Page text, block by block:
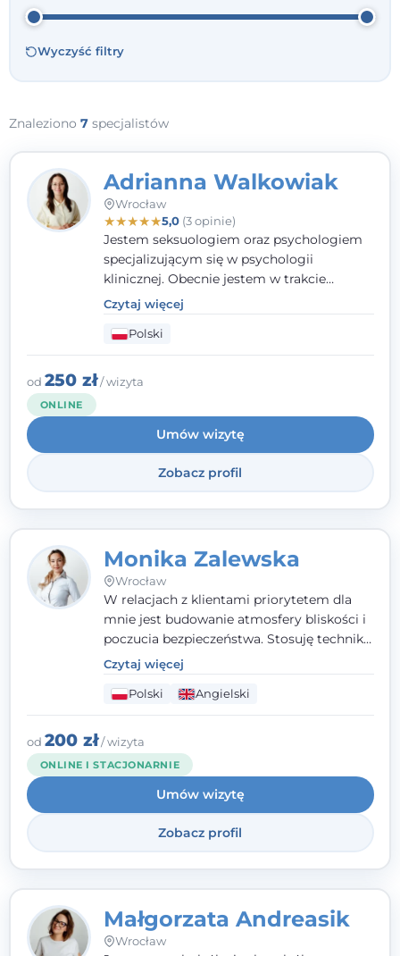
Wyczyść filtry
Znaleziono 7 specjalistów
Adrianna Walkowiak
Wrocław
★★★★★5,0(3 opinie)
Jestem seksuologiem oraz psychologiem
specjalizującym się w psychologii
klinicznej. Obecnie jestem w trakcie
szkolenia na psychoterapeutę
systemowego. Posiadam status członka
nadzwyczajnego Wielkopolskiego
TowarzystwaTerapii Systemowejoraz
należę do Polskiego Towarzystwa
pierwszym miejscu stawiam budowanie
atmosfery bezpieczeństwa i zrozumienia w
relacjach z Klientami. Istotna dla nie jest
również koncentracja na dostępnych
zasobach.
Czytaj więcej
Polski
od 250 zł/ wizyta
ONLINE
Umów wizytę
Zobacz profil
Monika Zalewska
Wrocław
W relacjach z klientami priorytetem dla
mnie jest budowanie atmosfery bliskości i
poczucia bezpieczeństwa. Stosuję techniki
poznawczo-behawioralne oraz metody,
które koncentrują się na rozwiązaniach
(TSR). Te polegają na osiąganiu
zamierzonych celów (doprowadzeniu do
rozwiązania trudnych sytuacji) poprzez
identyfikowanie i wzmacnianie zasobów
oraz mocnych stron klienta. W swojej
pracy korzystam także z metod dialogu
motywacyjnego itreningu uważności.
Czytaj więcej
Polski Angielski
od 200 zł/ wizyta
ONLINE I STACJONARNIE
Umów wizytę
Zobacz profil
Małgorzata Andreasik
Wrocław